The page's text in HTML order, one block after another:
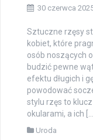
30 czerwca
Sztuczne rzęsy
kobiet, które
osób noszących
budzić pewne
efektu długich i
powodować
stylu rzęs to
okularami, a ich
Uroda